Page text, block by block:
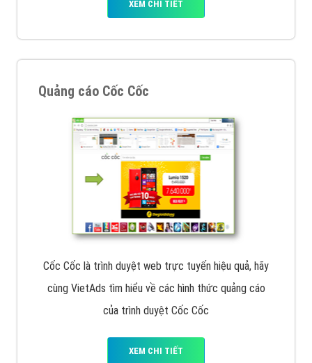
VietAds với đội ngũ chuyên viên tư ấn am hiểu về
chiến dịch quảng cáo Youtube sẽ tư vấn bạn giải pháp
tối ưu, hiệu quả nhất
XEM CHI TIẾT
Thiết kế Website